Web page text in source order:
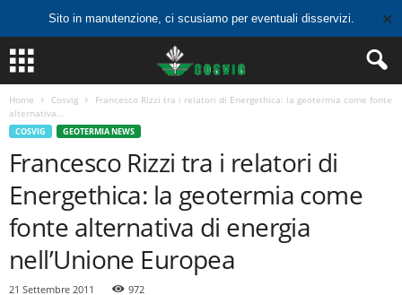
Sito in manutenzione, ci scusiamo per eventuali disservizi. ✕
Home Cosvig
Francesco Rizzi tra i relatori di Energethica: la geotermia come fonte
alternativa...
COSVIG GEOTERMIA NEWS
Francesco Rizzi tra i relatori di
Energethica: la geotermia come
fonte alternativa di energia
nell’Unione Europea
21 Settembre 2011 972